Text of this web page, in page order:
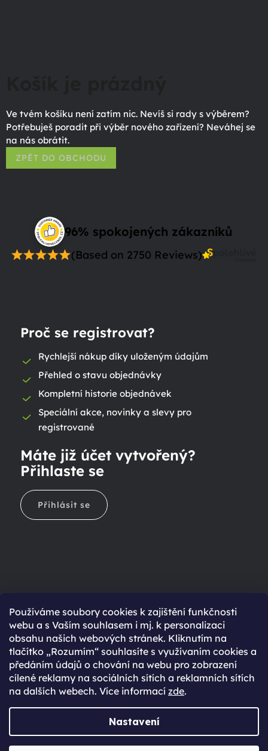
Používáme soubory cookies k zajištění funkčnosti
webu a s Vaším souhlasem i mj. k personalizaci
obsahu našich webových stránek. Kliknutím na
tlačítko „Rozumím“ souhlasíte s využívaním cookies a
předáním údajů o chování na webu pro zobrazení
cílené reklamy na sociálních sítích a reklamních sítích
na dalších webech. Více informací zde.
Nastavení
Ve tvém košíku není zatím nic. Nevíš si rady s výběrem?
Potřebuješ poradit při výběr nového zařízení? Neváhej se
na nás obrátit.
ZPĚT DO OBCHODU
96% spokojených zákazníků
(Based on 2750 Reviews)
Proč se registrovat?
Rychlejší nákup díky uloženým údajům
Přehled o stavu objednávky
Kompletní historie objednávek
Speciální akce, novinky a slevy pro
registrované
Máte již účet vytvořený?
Přihlaste se
Přihlásit se
Ještě nemáte účet?
Rychlejší nákup díky uloženým údajům
Přehled o stavu objednávky
Kompletní historie objednávek
Speciální akce, novinky a slevy pro registrované
Vytvořil Shoptet Premium